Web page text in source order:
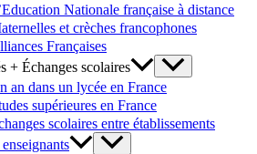
Nationale française à distance
et crèches francophones
Françaises
+ Échanges scolaires
an dans un lycée en France
supérieures en France
scolaires entre établissements